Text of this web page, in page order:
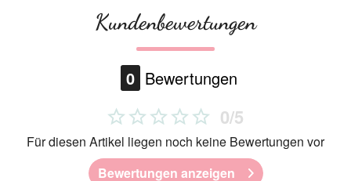
Kundenbewertungen
0 Bewertungen
0/5
Für diesen Artikel liegen noch keine Bewertungen vor
Bewertungen anzeigen